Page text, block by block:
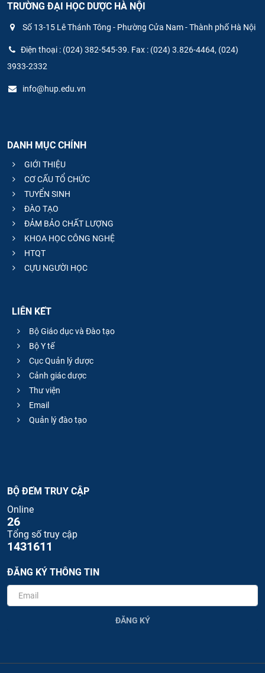
TRƯỜNG ĐẠI HỌC DƯỢC HÀ NỘI
Số 13-15 Lê Thánh Tông - Phường Cửa Nam - Thành phố Hà Nội
Điện thoại : (024) 382-545-39. Fax : (024) 3.826-4464, (024)
3933-2332
info@hup.edu.vn
DANH MỤC CHÍNH
GIỚI THIỆU
CƠ CẤU TỔ CHỨC
TUYỂN SINH
ĐÀO TẠO
ĐẢM BẢO CHẤT LƯỢNG
KHOA HỌC CÔNG NGHỆ
HTQT
CỰU NGƯỜI HỌC
LIÊN KẾT
Bộ Giáo dục và Đào tạo
Bộ Y tế
Cục Quản lý dược
Cảnh giác dược
Thư viện
Email
Quản lý đào tạo
BỘ ĐẾM TRUY CẬP
Online
26
Tổng số truy cập
1431611
ĐĂNG KÝ THÔNG TIN
ĐĂNG KÝ